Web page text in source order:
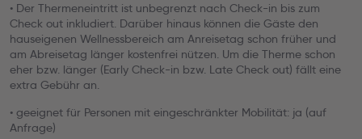
• Der Thermeneintritt ist unbegrenzt nach Check-in bis zum
Check out inkludiert. Darüber hinaus können die Gäste den
hauseigenen Wellnessbereich am Anreisetag schon früher und
am Abreisetag länger kostenfrei nützen. Um die Therme schon
eher bzw. länger (Early Check-in bzw. Late Check out) fällt eine
extra Gebühr an.
• geeignet für Personen mit eingeschränkter Mobilität: ja (auf
Anfrage)